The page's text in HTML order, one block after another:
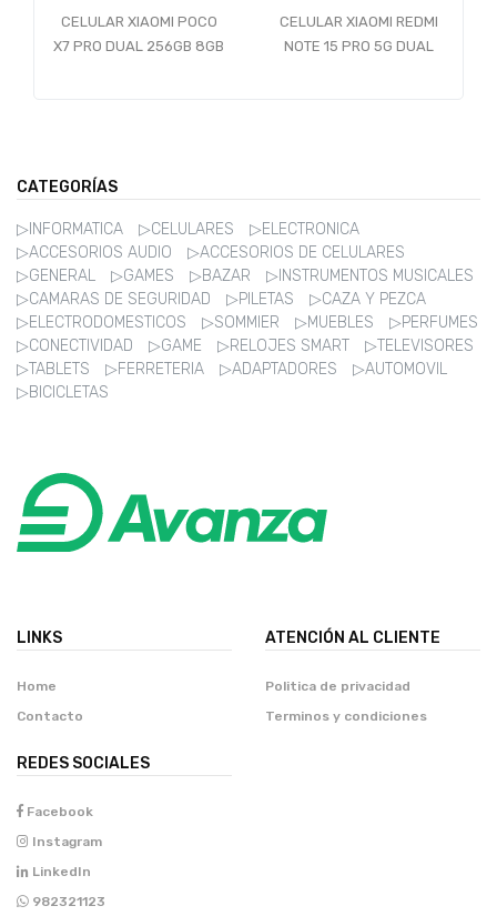
CELULAR XIAOMI POCO
X7 PRO DUAL 256GB 8GB
CELULAR XIAOMI REDMI
NOTE 15 PRO 5G DUAL
CATEGORÍAS
▷INFORMATICA ▷CELULARES
▷ELECTRONICA
▷ACCESORIOS AUDIO
▷ACCESORIOS DE CELULARES
▷GENERAL
▷GAMES ▷BAZAR
▷INSTRUMENTOS MUSICALES
▷CAMARAS DE SEGURIDAD
▷PILETAS
▷CAZA Y PEZCA
▷ELECTRODOMESTICOS
▷SOMMIER ▷MUEBLES
▷PERFUMES
▷CONECTIVIDAD
▷GAME ▷RELOJES SMART
▷TELEVISORES
▷TABLETS
▷FERRETERIA ▷ADAPTADORES
▷AUTOMOVIL
▷BICICLETAS
LINKS
Home
Contacto
ATENCIÓN AL CLIENTE
Politica de privacidad
Terminos y condiciones
REDES SOCIALES
Facebook
Instagram
LinkedIn
982321123